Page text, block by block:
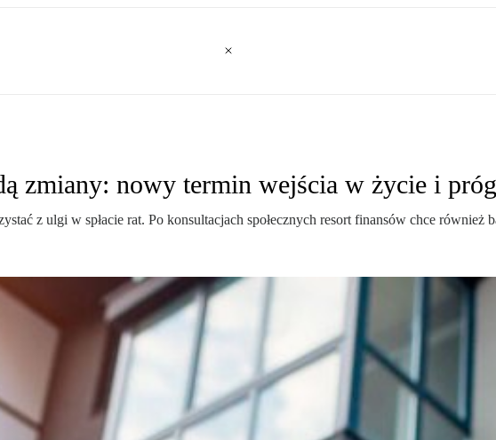
zmiany: nowy termin wejścia w życie i próg
z ulgi w spłacie rat. Po konsultacjach społecznych resort finansów chce